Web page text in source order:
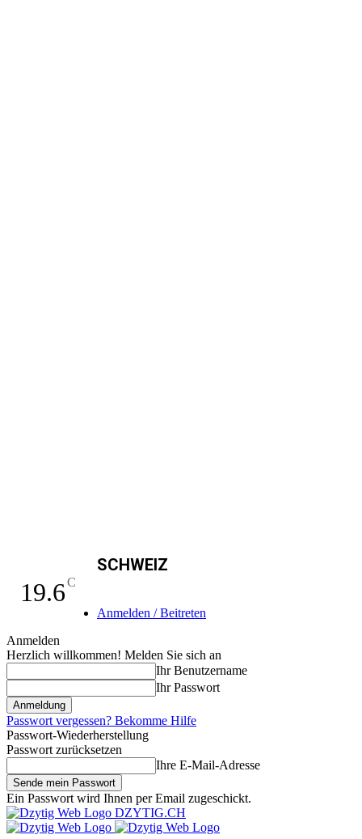
19.6C
SCHWEIZ
Anmelden / Beitreten
Anmelden
Herzlich willkommen! Melden Sie sich an
Ihr Benutzername
Ihr Passwort
Passwort vergessen? Bekomme Hilfe
Passwort-Wiederherstellung
Passwort zurücksetzen
Ihre E-Mail-Adresse
Ein Passwort wird Ihnen per Email zugeschickt.
DZYTIG.CH